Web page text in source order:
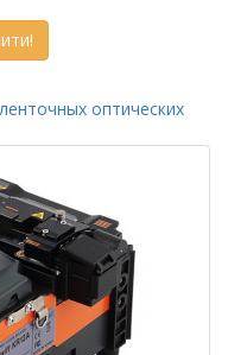
оптических